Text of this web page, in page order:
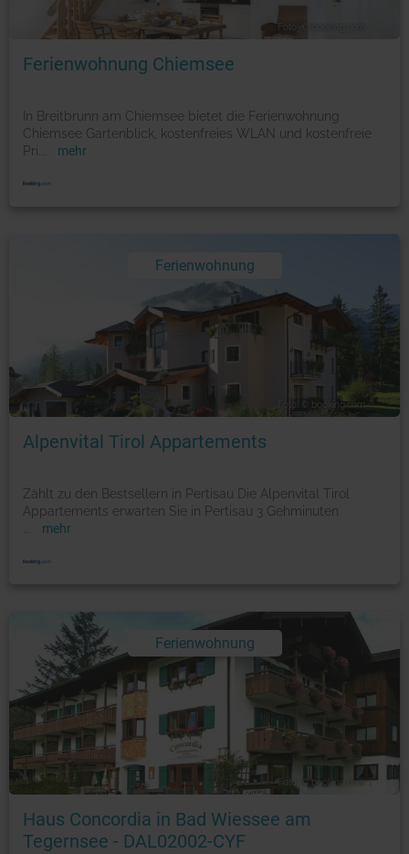
Foto: © booking.com
Ferienwohnung Chiemsee
In Breitbrunn am Chiemsee bietet die Ferienwohnung
Chiemsee Gartenblick, kostenfreies WLAN und kostenfreie
Pri
mehr
Ferienwohnung
Foto: © booking.com
Alpenvital Tirol Appartements
Zählt zu den Bestsellern in Pertisau Die Alpenvital Tirol
Appartements erwarten Sie in Pertisau 3 Gehminuten
mehr
Ferienwohnung
Foto: © booking.com
Haus Concordia in Bad Wiessee am
Tegernsee - DAL02002-CYF